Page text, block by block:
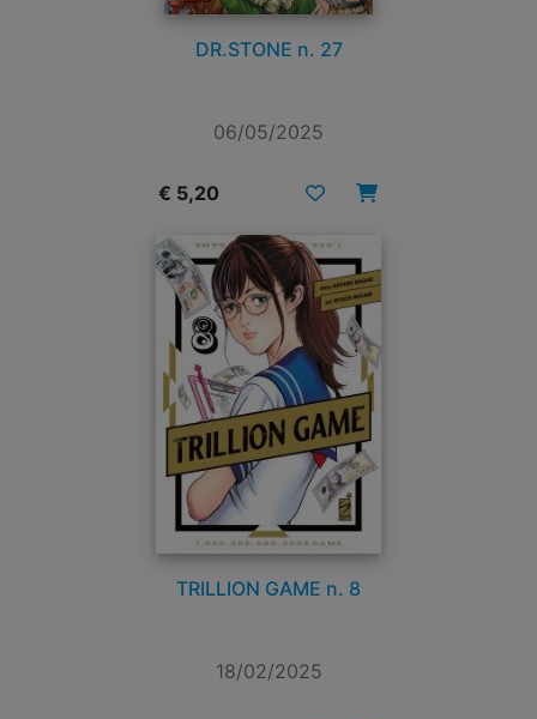
DR.STONE n. 27
06/05/2025
€ 5,20
TRILLION GAME n. 8
18/02/2025